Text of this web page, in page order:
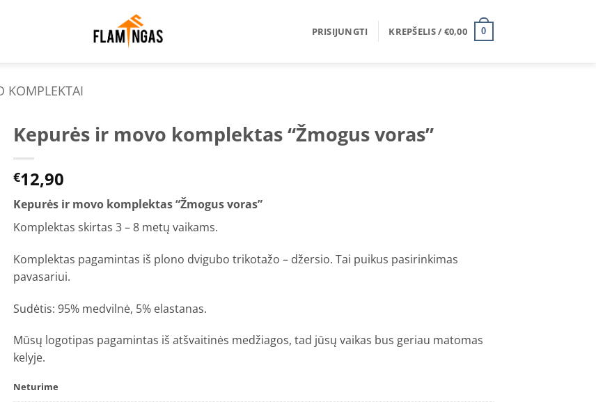
PRISIJUNGTI KREPŠELIS / €0,00 0
KOMPLEKTAI
Kepurės ir movo komplektas “Žmogus voras”
€12,90
Kepurės ir movo komplektas “Žmogus voras”
Komplektas skirtas 3 – 8 metų vaikams.
Komplektas pagamintas iš plono dvigubo trikotažo – džersio. Tai puikus pasirinkimas
pavasariui.
Sudėtis: 95% medvilnė, 5% elastanas.
Mūsų logotipas pagamintas iš atšvaitinės medžiagos, tad jūsų vaikas bus geriau matomas
kelyje.
Neturime